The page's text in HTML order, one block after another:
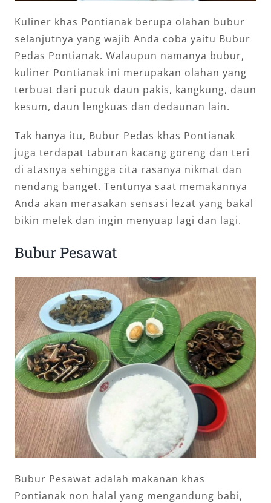
Kuliner khas Pontianak berupa olahan bubur
selanjutnya yang wajib Anda coba yaitu Bubur
Pedas Pontianak. Walaupun namanya bubur,
kuliner Pontianak ini merupakan olahan yang
terbuat dari pucuk daun pakis, kangkung, daun
kesum, daun lengkuas dan dedaunan lain.
Tak hanya itu, Bubur Pedas khas Pontianak
juga terdapat taburan kacang goreng dan teri
di atasnya sehingga cita rasanya nikmat dan
nendang banget. Tentunya saat memakannya
Anda akan merasakan sensasi lezat yang bakal
bikin melek dan ingin menyuap lagi dan lagi.
Bubur Pesawat
Bubur Pesawat adalah makanan khas
Pontianak non halal yang mengandung babi,